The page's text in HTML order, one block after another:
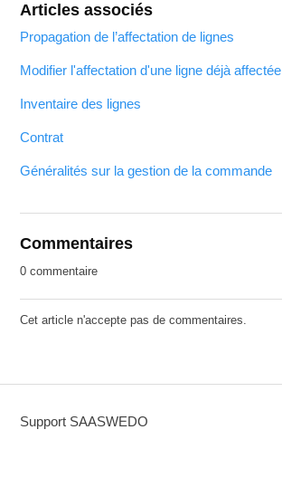
Articles associés
Propagation de l’affectation de lignes
Modifier l'affectation d'une ligne déjà affectée
Inventaire des lignes
Contrat
Généralités sur la gestion de la commande
Commentaires
0 commentaire
Cet article n'accepte pas de commentaires.
Support SAASWEDO